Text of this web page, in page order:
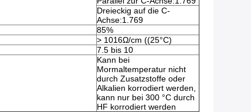
Dreieckig auf die C-
Achse:1.769
85%
> 1016Ω/cm ((25°C)
7.5 bis 10
Kann bei
Mormaltemperatur nicht
durch Zusatzstoffe oder
Alkalien korrodiert werden,
kann nur bei 300 °C durch
HF korrodiert werden